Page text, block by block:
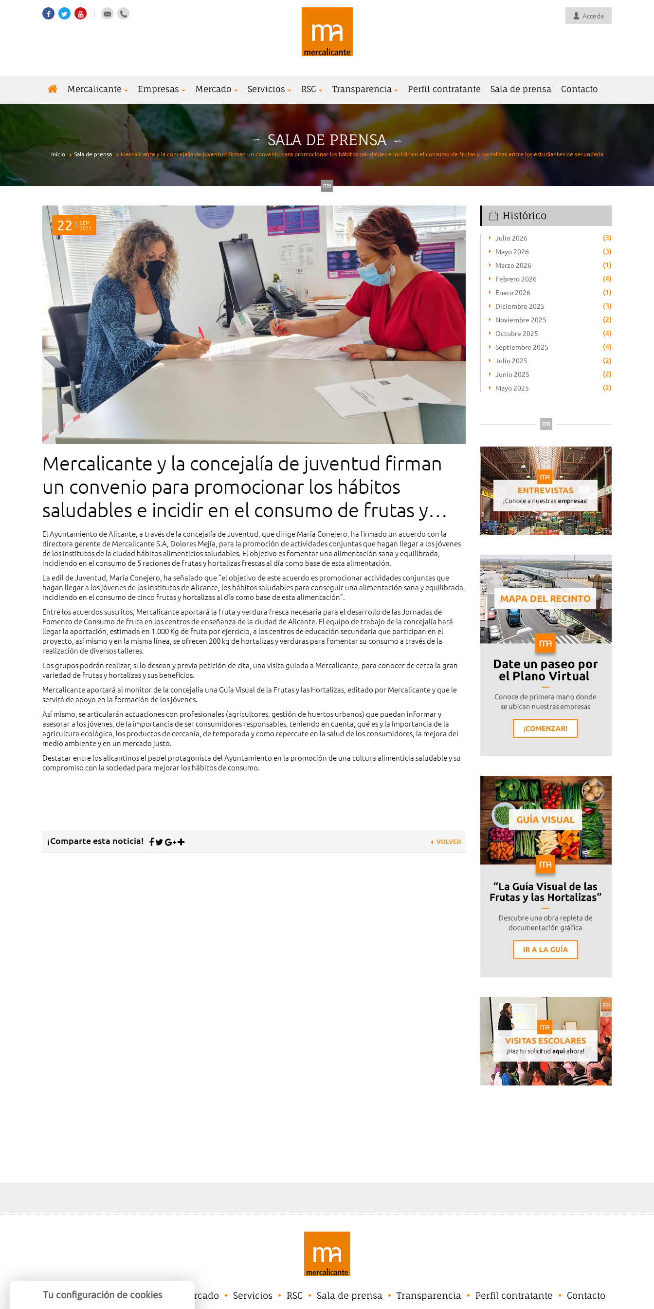
Accede
Mercalicante Empresas Mercado Servicios RSC Transparencia Perfil contratante Sala de prensa Contacto
SALA DE PRENSA
Inicio Sala de prensa Mercalicante y la concejalía de juventud firman un convenio para promocionar los hábitos saludables e incidir en el consumo de frutas y hortalizas entre los estudiantes de secundaria
22 SEP
2021
Mercalicante y la concejalía de juventud firman
un convenio para promocionar los hábitos
saludables e incidir en el consumo de frutas y
hortalizas entre los estudiantes de secundaria
El Ayuntamiento de Alicante, a través de la concejalía de Juventud, que dirige María Conejero, ha firmado un acuerdo con la
directora gerente de Mercalicante S.A, Dolores Mejía, para la promoción de actividades conjuntas que hagan llegar a los jóvenes
de los institutos de la ciudad hábitos alimenticios saludables. El objetivo es fomentar una alimentación sana y equilibrada,
incidiendo en el consumo de 5 raciones de frutas y hortalizas frescas al día como base de esta alimentación.
La edil de Juventud, María Conejero, ha señalado que “el objetivo de este acuerdo es promocionar actividades conjuntas que
hagan llegar a los jóvenes de los institutos de Alicante, los hábitos saludables para conseguir una alimentación sana y equilibrada,
incidiendo en el consumo de cinco frutas y hortalizas al día como base de esta alimentación”.
Entre los acuerdos suscritos, Mercalicante aportará la fruta y verdura fresca necesaria para el desarrollo de las Jornadas de
Fomento de Consumo de fruta en los centros de enseñanza de la ciudad de Alicante. El equipo de trabajo de la concejalía hará
llegar la aportación, estimada en 1.000 Kg de fruta por ejercicio, a los centros de educación secundaria que participan en el
proyecto, así mismo y en la misma línea, se ofrecen 200 kg de hortalizas y verduras para fomentar su consumo a través de la
realización de diversos talleres.
Los grupos podrán realizar, si lo desean y previa petición de cita, una visita guiada a Mercalicante, para conocer de cerca la gran
variedad de frutas y hortalizas y sus beneficios.
Mercalicante aportará al monitor de la concejalía una Guía Visual de la Frutas y las Hortalizas, editado por Mercalicante y que le
servirá de apoyo en la formación de los jóvenes.
Así mismo, se articularán actuaciones con profesionales (agricultores, gestión de huertos urbanos) que puedan informar y
asesorar a los jóvenes, de la importancia de ser consumidores responsables, teniendo en cuenta, qué es y la importancia de la
agricultura ecológica, los productos de cercanía, de temporada y como repercute en la salud de los consumidores, la mejora del
medio ambiente y en un mercado justo.
Destacar entre los alicantinos el papel protagonista del Ayuntamiento en la promoción de una cultura alimenticia saludable y su
compromiso con la sociedad para mejorar los hábitos de consumo.
¡Comparte esta noticia! VOLVER
Histórico
Julio 2026 (3)
Mayo 2026 (3)
Marzo 2026 (1)
Febrero 2026 (4)
Enero 2026 (1)
Diciembre 2025 (3)
Noviembre 2025 (2)
Octubre 2025 (4)
Septiembre 2025 (4)
Julio 2025 (2)
Junio 2025 (2)
Mayo 2025 (2)
Mercalicante Empresas Mercado Servicios RSC Sala de prensa Transparencia Perfil contratante Contacto
Tu configuración de cookies